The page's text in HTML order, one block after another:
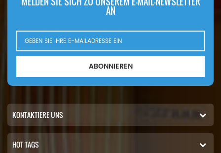
AN
ABONNIEREN
KONTAKTIERE UNS
HOT TAGS